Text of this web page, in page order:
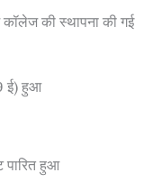
की स्थापना की गई
ई) हुआ
पारित हुआ